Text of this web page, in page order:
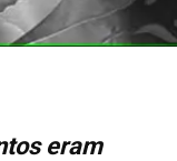
eram